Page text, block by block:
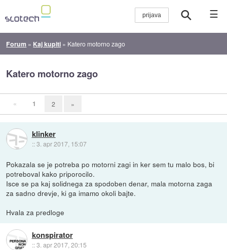
☰
Forum » Kaj kupiti » Katero motorno zago
Katero motorno zago
« 1 2 »
klinker
::3. apr 2017, 15:07
Pokazala se je potreba po motorni zagi in ker sem tu malo bos, bi
potreboval kako priporocilo.
Isce se pa kaj solidnega za spodoben denar, mala motorna zaga
za sadno drevje, ki ga imamo okoli bajte.
Hvala za predloge
konspirator
::3. apr 2017, 20:15